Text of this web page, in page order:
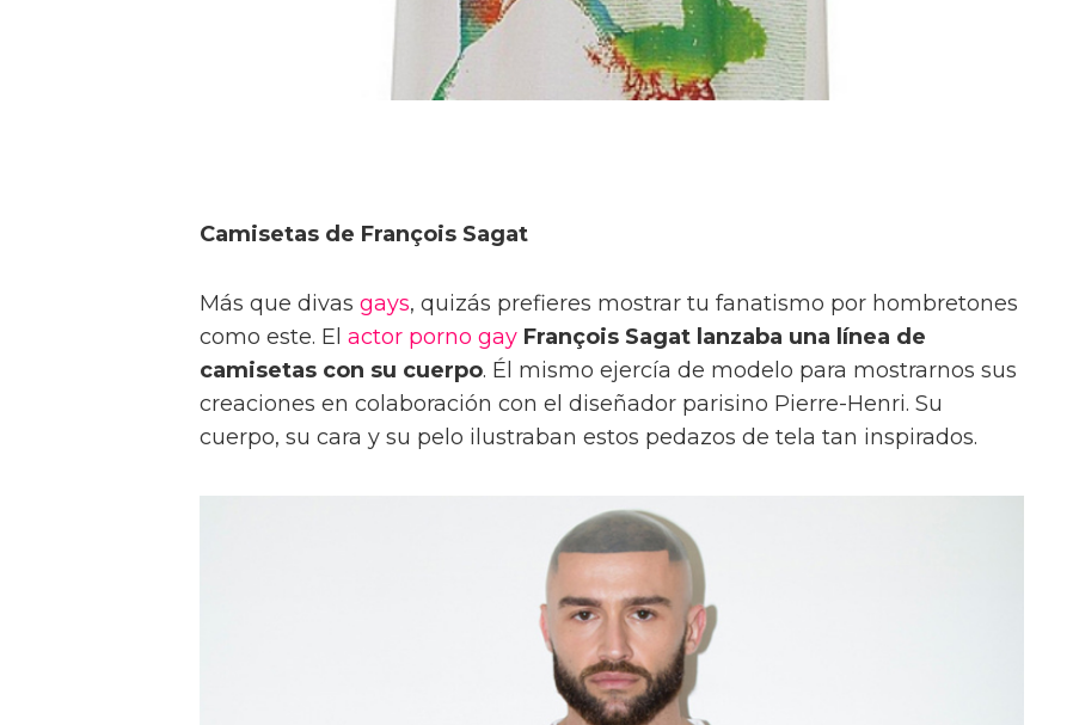
Camisetas de François Sagat
Más que divas gays, quizás prefieres mostrar tu fanatismo por hombretones
como este. El actor porno gay François Sagat lanzaba una línea de
camisetas con su cuerpo. Él mismo ejercía de modelo para mostrarnos sus
creaciones en colaboración con el diseñador parisino Pierre-Henri. Su
cuerpo, su cara y su pelo ilustraban estos pedazos de tela tan inspirados.